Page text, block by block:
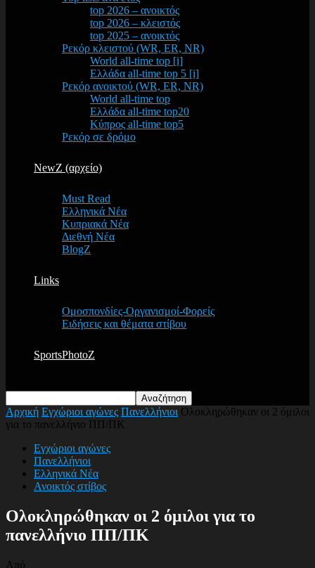
top 2026 – ανοικτός
top 2026 – κλειστός
top 2025 – ανοικτός
Ρεκόρ κλειστού (WR, ER, NR)
World all-time top [i]
Ελλάδα all-time top 5 [i]
Ρεκόρ ανοικτού (WR, ER, NR)
World all-time top
Ελλάδα all-time top20
Κύπρος all-time top5
Ρεκόρ σε δρόμο
NewZ (αρχείο)
Must Read
Ελληνικά Νέα
Κυπριακά Νέα
Διεθνή Νέα
BlogZ
Links
Ομοσπονδίες-Οργανισμοί-Φορείς
Ειδήσεις και θέματα στίβου
SportsPhotoZ
Αρχική Εγχώριοι αγώνες Πανελλήνιοι Ολοκληρώθηκαν οι 2 όμιλοι
για το πανελλήνιο ΠΠ/ΠΚ
Εγχώριοι αγώνες
Πανελλήνιοι
Ελληνικά Νέα
Ανοικτός στίβος
Ολοκληρώθηκαν οι 2 όμιλοι για το
πανελλήνιο ΠΠ/ΠΚ
Από